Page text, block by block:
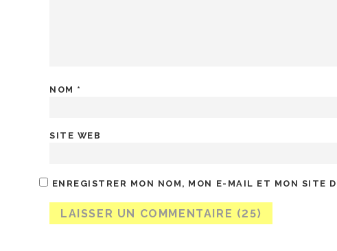
NOM *
SITE WEB
ENREGISTRER MON NOM, MON E-MAIL ET MON SITE